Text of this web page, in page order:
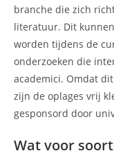
branche die zich
literatuur. Dit
worden tijdens de
onderzoeken die
academici. Omdat
zijn de oplages vrij
gesponsord door
Wat voor